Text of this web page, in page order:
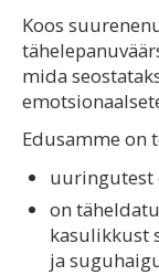
Koos
mida
Edusamme on
uuringutest
on
kasulikkust
ja